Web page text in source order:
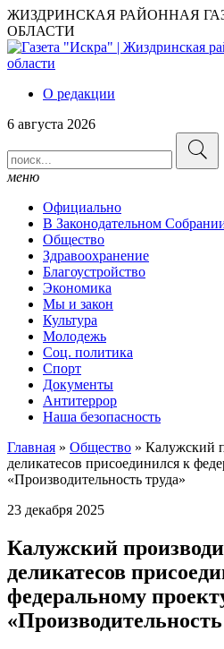
ЖИЗДРИНСКАЯ РАЙОННАЯ
ОБЛАСТИ
О редакции
6 августа 2026
меню
Официально
В Законодательном
Общество
Здравоохранение
Благоустройство
Экономика
Мы и закон
Культура
Молодежь
Соц. политика
Спорт
Документы
Антитеррор
Наша безопасность
Главная » Общество » Калужский
деликатесов присоединился к
«Производительность труда»
23 декабря 2025
Калужский
деликатесов
федеральному
«Производительность